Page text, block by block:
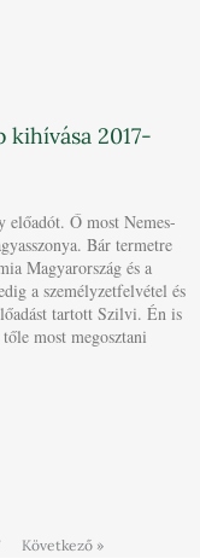
kihívása 2017-
Ő most Nemes-
Bár termetre
Magyarország és a
a személyzetfelvétel és
tartott Szilvi. Én is
most megosztani
Következő »